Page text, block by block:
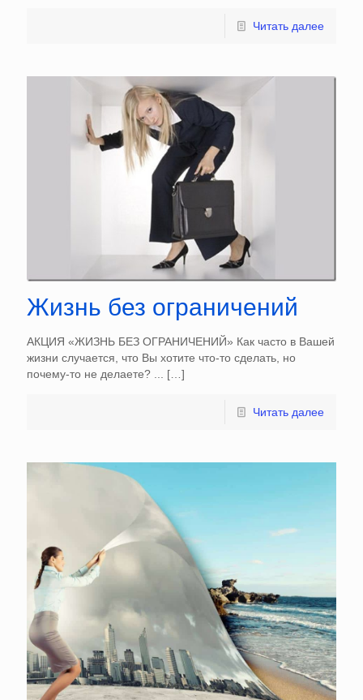
Читать далее
Жизнь без ограничений
АКЦИЯ «ЖИЗНЬ БЕЗ ОГРАНИЧЕНИЙ» Как часто в Вашей
жизни случается, что Вы хотите что-то сделать, но
почему-то не делаете? ... […]
Читать далее